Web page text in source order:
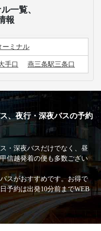
一覧、
報
ーミナル
手口 燕三条駅三条口
、夜行・深夜バスの予約
・深夜バスだけでなく、昼
信越発着の便も多数ござい
スがおすすめです。お得で
予約は出発10分前までWEB